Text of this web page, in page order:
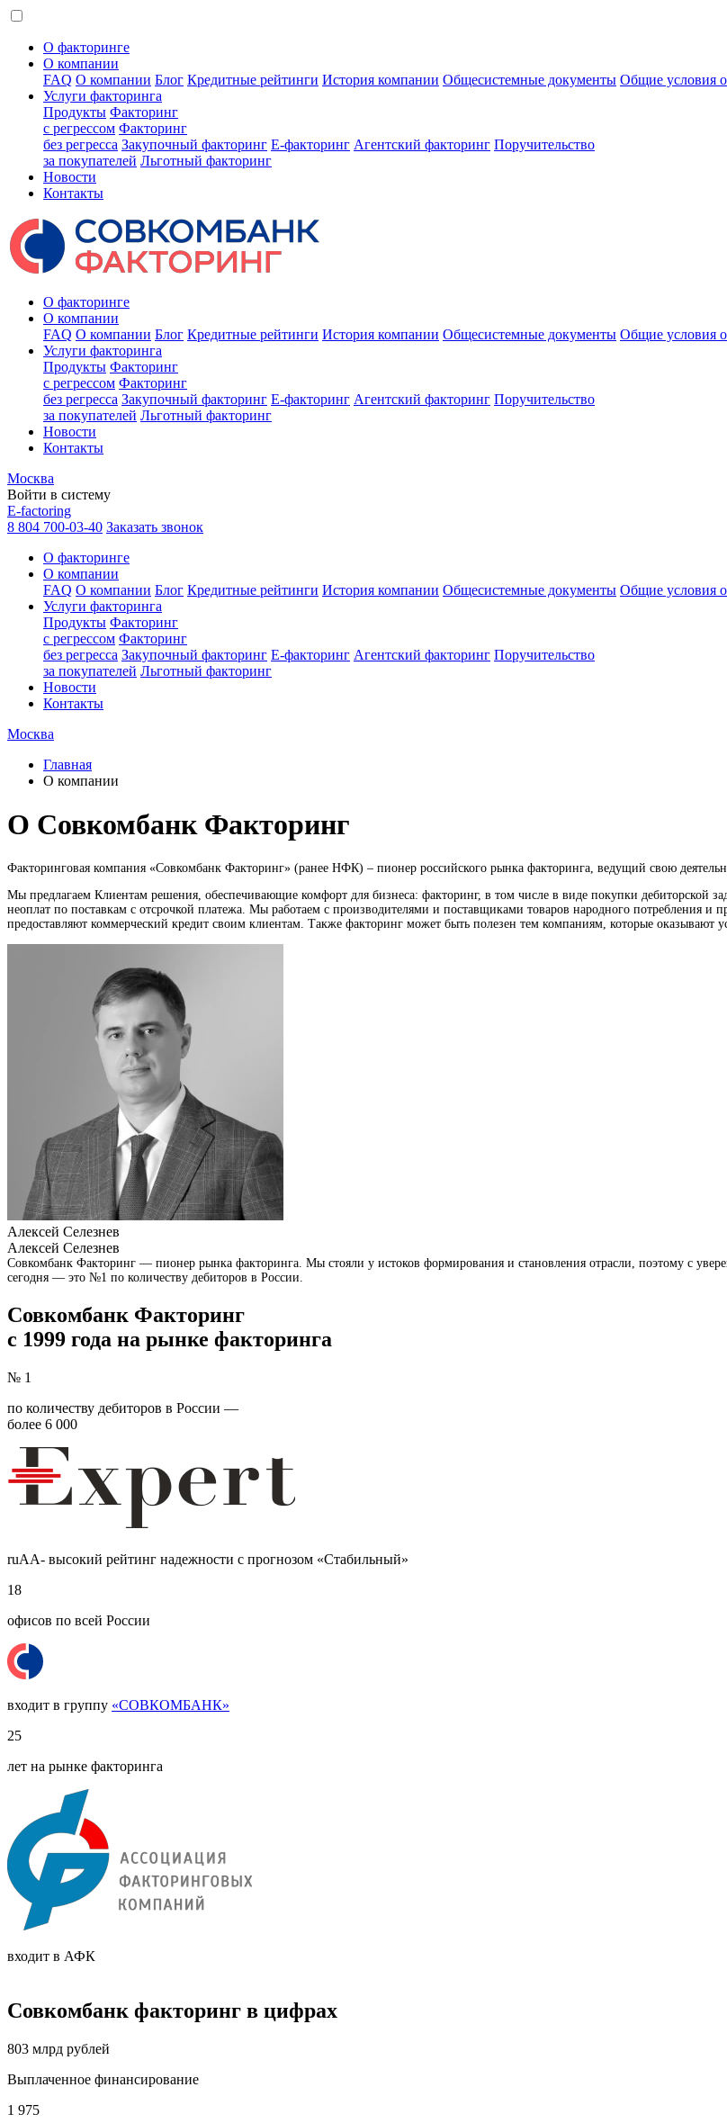
О факторинге
О компании
FAQ О компании Блог Кредитные рейтинги История компании Общесистемные документы Общие условия
Услуги факторинга
Продукты Факторинг
с регрессом Факторинг
без регресса Закупочный факторинг E-факторинг Агентский факторинг Поручительство
за покупателей Льготный факторинг
Новости
Контакты
О факторинге
О компании
FAQ О компании Блог Кредитные рейтинги История компании Общесистемные документы Общие условия
Услуги факторинга
Продукты Факторинг
с регрессом Факторинг
без регресса Закупочный факторинг E-факторинг Агентский факторинг Поручительство
за покупателей Льготный факторинг
Новости
Контакты
Москва
Войти в систему
E-factoring
8 804 700-03-40 Заказать звонок
О факторинге
О компании
FAQ О компании Блог Кредитные рейтинги История компании Общесистемные документы Общие условия
Услуги факторинга
Продукты Факторинг
с регрессом Факторинг
без регресса Закупочный факторинг E-факторинг Агентский факторинг Поручительство
за покупателей Льготный факторинг
Новости
Контакты
Москва
Главная
О компании
О Совкомбанк Факторинг
Факторинговая компания «Совкомбанк Факторинг» (ранее НФК) – пионер российского рынка факторинга, ведущий свою
Мы предлагаем Клиентам решения, обеспечивающие комфорт для бизнеса: факторинг, в том числе в виде покупки дебиторской
неоплат по поставкам с отсрочкой платежа. Мы работаем с производителями и поставщиками товаров народного потребления и
предоставляют коммерческий кредит своим клиентам. Также факторинг может быть полезен тем компаниям, которые оказывают
Алексей Селезнев
Алексей Селезнев
Совкомбанк Факторинг — пионер рынка факторинга. Мы стояли у истоков формирования и становления отрасли, поэтому с
сегодня — это №1 по количеству дебиторов в России.
Совкомбанк Факторинг
с 1999 года на рынке факторинга
№ 1
по количеству дебиторов в России —
более 6 000
ruAA- высокий рейтинг надежности с прогнозом «Стабильный»
18
офисов по всей России
входит в группу «СОВКОМБАНК»
25
лет на рынке факторинга
входит в АФК
Совкомбанк факторинг в цифрах
803 млрд рублей
Выплаченное финансирование
1 975